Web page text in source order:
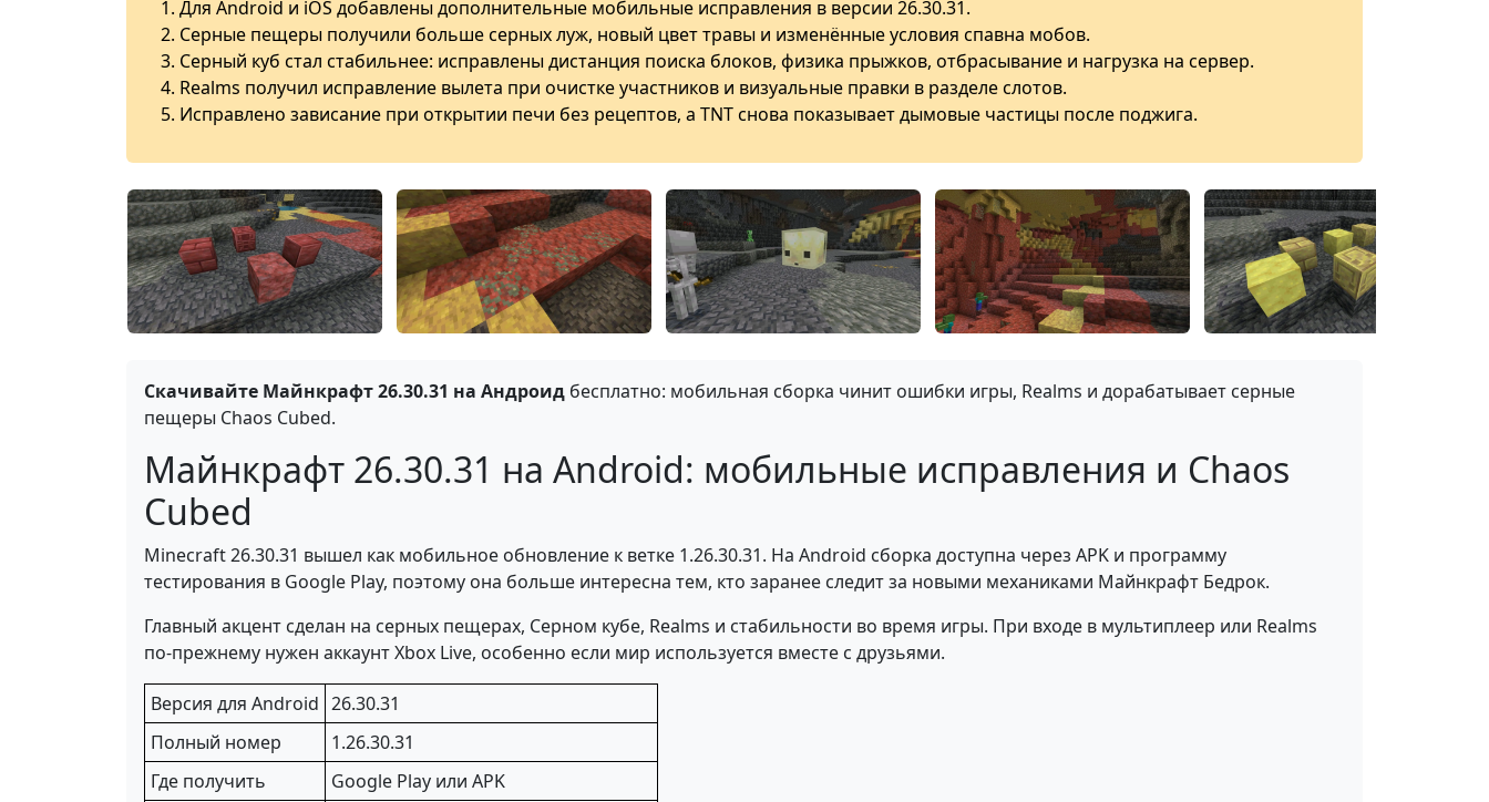
Для Android и iOS добавлены дополнительные мобильные исправления в версии 26.30.31.
Серные пещеры получили больше серных луж, новый цвет травы и изменённые условия спавна мобов.
Серный куб стал стабильнее: исправлены дистанция поиска блоков, физика прыжков, отбрасывание и нагрузка на сервер.
Realms получил исправление вылета при очистке участников и визуальные правки в разделе слотов.
Исправлено зависание при открытии печи без рецептов, а TNT снова показывает дымовые частицы после поджига.
Скачивайте Майнкрафт 26.30.31 на Андроид бесплатно: мобильная сборка чинит ошибки игры, Realms и дорабатывает серные
пещеры Chaos Cubed.
Майнкрафт 26.30.31 на Android: мобильные исправления и Chaos
Cubed
Minecraft 26.30.31 вышел как мобильное обновление к ветке 1.26.30.31. На Android сборка доступна через APK и программу
тестирования в Google Play, поэтому она больше интересна тем, кто заранее следит за новыми механиками Майнкрафт Бедрок.
Главный акцент сделан на серных пещерах, Серном кубе, Realms и стабильности во время игры. При входе в мультиплеер или Realms
по-прежнему нужен аккаунт Xbox Live, особенно если мир используется вместе с друзьями.
Версия для Android 26.30.31
Полный номер
1.26.30.31
Где получить
Google Play или APK